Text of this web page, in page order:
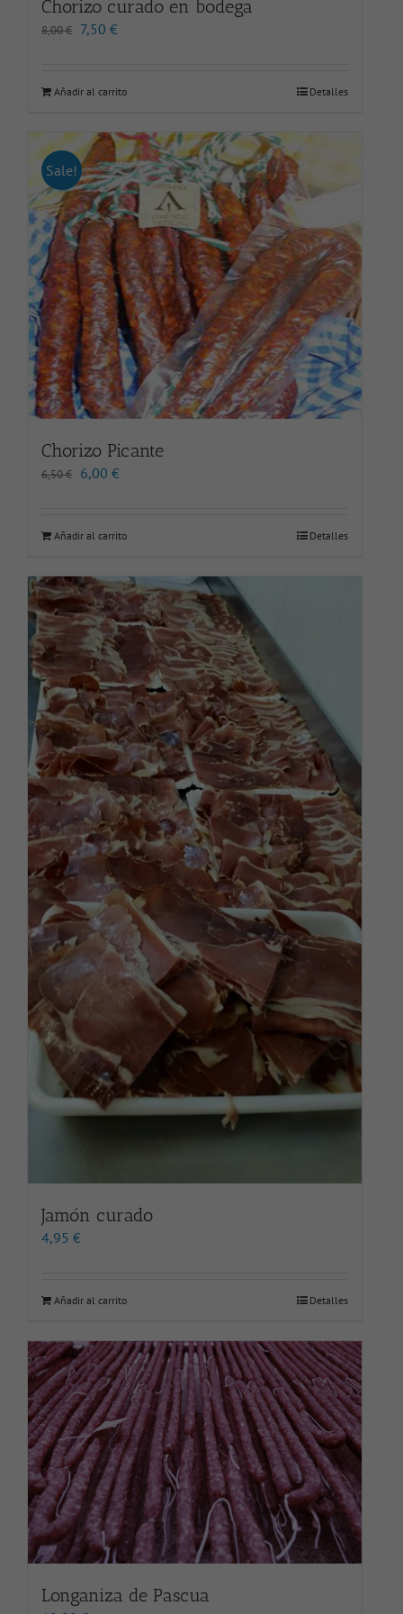
Chorizo curado en bodega
8,00€ El
8,00 €.
7,50 €
7,50 €.
Añadir al carrito Detalles
Sale!
Chorizo Picante
6,50€ El
6,50 €.
6,00 €
6,00 €.
Añadir al carrito Detalles
Jamón curado
4,95 €
Añadir al carrito Detalles
Longaniza de Pascua